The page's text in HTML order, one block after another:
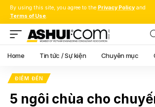
By using this site, you agree to the Privacy Policy and
Terms of Use.
Home Tin tức / Sự kiện Chuyên mục
ĐIỂM ĐẾN
5 ngôi chùa cho